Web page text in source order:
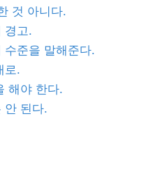
것 아니다.
경고.
수준을 말해준다.
로.
해야 한다.
안 된다.